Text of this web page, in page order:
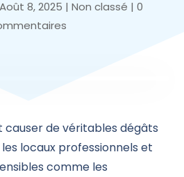
Août 8, 2025 |Non classé |0
causer de véritables dégâts
locaux professionnels et
comme les